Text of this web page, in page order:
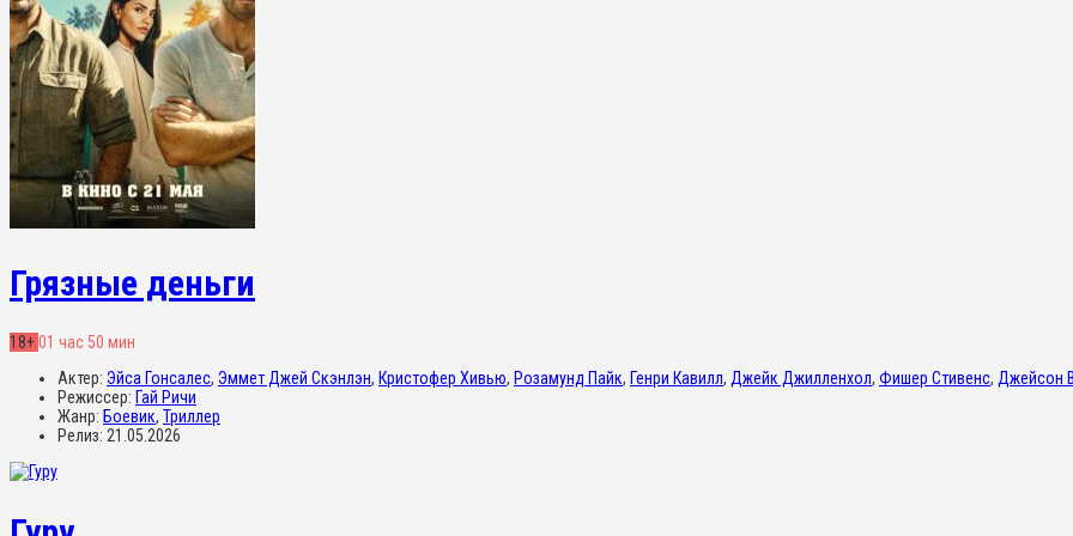
Грязные деньги
18+01 час 50 мин
Актер: Эйса Гонсалес, Эммет Джей Скэнлэн, Кристофер Хивью, Розамунд Пайк, Генри Кавилл, Джейк Джилленхол, Фишер Стивенс, Джейсон
Режиссер: Гай Ричи
Жанр: Боевик, Триллер
Релиз: 21.05.2026